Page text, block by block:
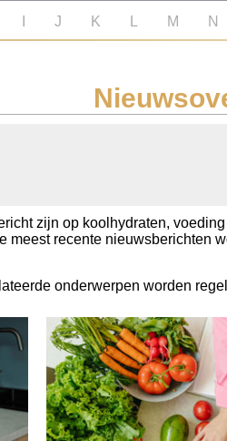
J K M N
zijn op koolhydraten,
meest recente nieuwsberichten
onderwerpen worden